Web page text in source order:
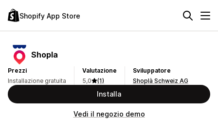
Shopify App Store
Shopla
Prezzi
Installazione gratuita
Valutazione
5,0
(1)
Sviluppatore
Shoplà Schweiz AG
Installa
Vedi il negozio demo